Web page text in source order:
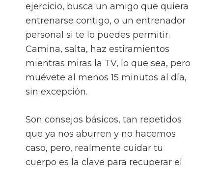
ejercicio, busca un amigo que quiera
entrenarse contigo, o un entrenador
personal si te lo puedes permitir.
Camina, salta, haz estiramientos
mientras miras la TV, lo que sea, pero
muévete al menos 15 minutos al día,
sin excepción.
Son consejos básicos, tan repetidos
que ya nos aburren y no hacemos
caso, pero, realmente cuidar tu
cuerpo es la clave para recuperar el